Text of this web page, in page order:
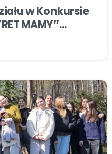
w Konkursie
MAMY”…